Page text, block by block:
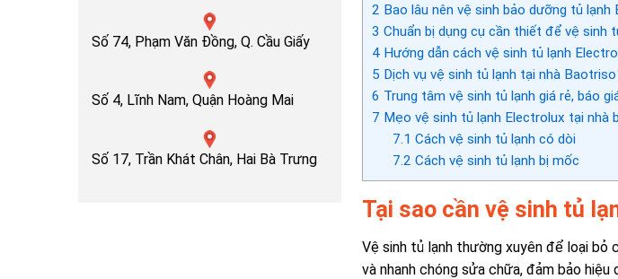
Số 74, Phạm Văn Đồng, Q. Cầu Giấy
Số 4, Lĩnh Nam, Quận Hoàng Mai
Số 17, Trần Khát Chân, Hai Bà Trưng
2 Bao lâu nên vệ sinh bảo dưỡng tủ lạnh
3 Chuẩn bị dụng cụ cần thiết để vệ sinh
4Hướng dẫn cách vệ sinh tủ lạnh
5 Dịch vụ vệ sinh tủ lạnh tại nhà
6 Trung tâm vệ sinh tủ lạnh giá rẻ, báo
7 Mẹo vệ sinh tủ lạnh Electrolux tại nhà
7.1 Cách vệ sinh tủ lạnh có dòi
7.2 Cách vệ sinh tủ lạnh bị mốc
Tại sao cần vệ sinh tủ
Vệ sinh tủ lạnh thường xuyên để loại bỏ
và nhanh chóng sửa chữa, đảm bảo